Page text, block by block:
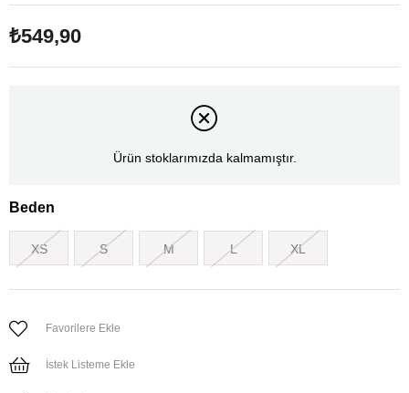
₺549,90
Ürün stoklarımızda kalmamıştır.
Beden
XS S M L XL
Favorilere Ekle
İstek Listeme Ekle